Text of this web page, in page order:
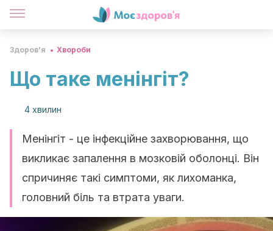
Здоров'я Хвороби
Що таке менінгіт?
4 хвилин
Менінгіт - це інфекційне захворювання, що
викликає запалення в мозковій оболонці. Він
спричиняє такі симптоми, як лихоманка,
головний біль та втрата уваги.